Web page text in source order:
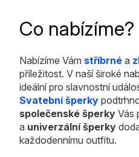
Co nabízíme?
Nabízíme Vám stříbrné a
příležitost. V naší široké
ideální pro slavnostní
Svatební šperky
společenské šperky Vás
a univerzální šperky
každodennímu outfitu.